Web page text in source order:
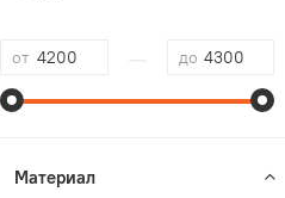
от до
Материал